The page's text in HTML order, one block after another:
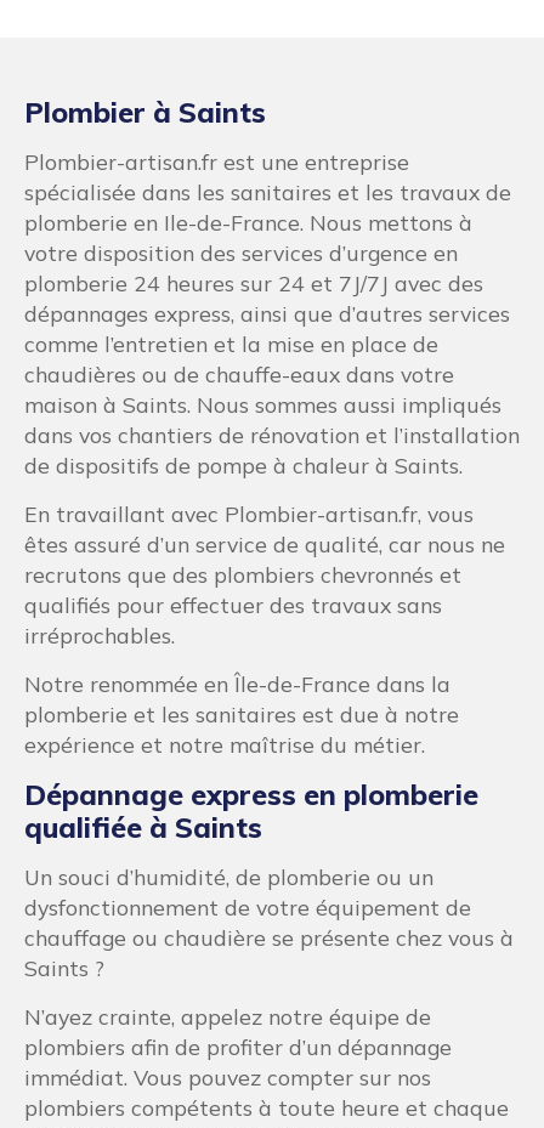
Plombier à Saints
Plombier-artisan.fr est une entreprise
spécialisée dans les sanitaires et les travaux de
plomberie en Ile-de-France. Nous mettons à
votre disposition des services d’urgence en
plomberie 24 heures sur 24 et 7J/7J avec des
dépannages express, ainsi que d’autres services
comme l’entretien et la mise en place de
chaudières ou de chauffe-eaux dans votre
maison à Saints. Nous sommes aussi impliqués
dans vos chantiers de rénovation et l’installation
de dispositifs de pompe à chaleur à Saints.
En travaillant avec Plombier-artisan.fr, vous
êtes assuré d’un service de qualité, car nous ne
recrutons que des plombiers chevronnés et
qualifiés pour effectuer des travaux sans
irréprochables.
Notre renommée en Île-de-France dans la
plomberie et les sanitaires est due à notre
expérience et notre maîtrise du métier.
Dépannage express en plomberie
qualifiée à Saints
Un souci d’humidité, de plomberie ou un
dysfonctionnement de votre équipement de
chauffage ou chaudière se présente chez vous à
Saints ?
N’ayez crainte, appelez notre équipe de
plombiers afin de profiter d’un dépannage
immédiat. Vous pouvez compter sur nos
plombiers compétents à toute heure et chaque